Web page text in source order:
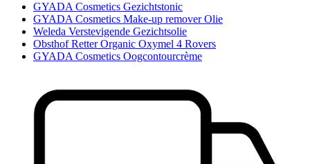
GYADA Cosmetics Gezichtstonic
GYADA Cosmetics Make-up remover Olie
Weleda Verstevigende Gezichtsolie
Obsthof Retter Organic Oxymel 4 Rovers
GYADA Cosmetics Oogcontourcrème